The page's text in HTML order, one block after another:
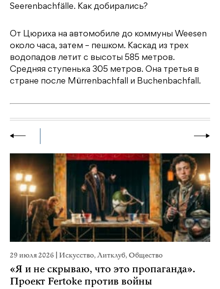
Seerenbachfälle. Как добирались?
От Цюриха на автомобиле до коммуны Weesen
около часа, затем – пешком. Каскад из трех
водопадов летит с высоты 585 метров.
Средняя ступенька 305 метров. Она третья в
стране после Mürrenbachfall и Buchenbachfall.
29 июля 2026 Искусство,Литклуб,Общество
«Я и не скрываю, что это пропаганда».
Проект Fertoke против войны